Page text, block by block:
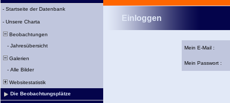
- Startseite der Datenbank
- Unsere Charta
Beobachtungen
- Jahresübersicht
Galerien
- Alle Bilder
Websitestatistik
Die Beobachtungsplätze
Einloggen
Mein E-Mail :
Mein Passwort :